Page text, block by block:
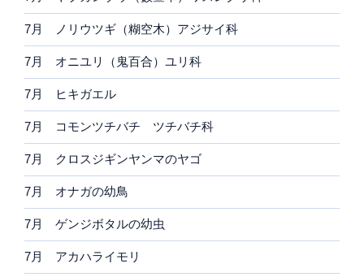
7月 ノリウツギ（糊空木）アジサイ科
7月 オニユリ（鬼百合）ユリ科
7月 ヒキガエル
7月 コモンツチバチ ツチバチ科
7月 クロスジギンヤンマのヤゴ
7月 オナガの幼鳥
7月 ゲンジボタルの幼虫
7月 アカハライモリ